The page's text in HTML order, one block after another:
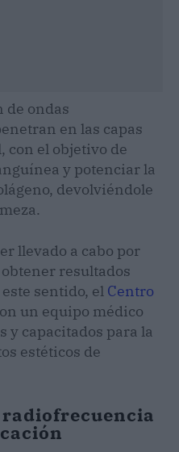
de ondas
en las capas
con el objetivo de
y potenciar la
devolviéndole
llevado a cabo por
resultados
sentido, el Centro
un equipo médico
y capacitados para la
estéticos de